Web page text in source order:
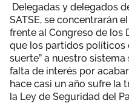
Delegadas y delegados
SATSE, se concentrarán
frente al Congreso de los
que los partidos políticos
suerte” a nuestro
falta de interés por
hace casi un año sufre la
la Ley de Seguridad del